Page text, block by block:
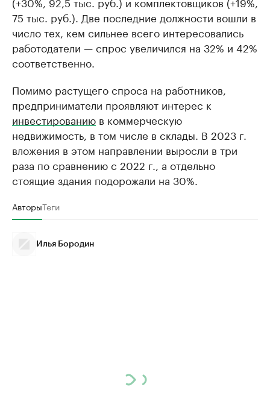
75 тыс. руб.). Две последние должности вошли в
число тех, кем сильнее всего интересовались
работодатели — спрос увеличился на 32% и 42%
соответственно.
Помимо растущего спроса на работников,
предприниматели проявляют интерес к
инвестированию в коммерческую
недвижимость, в том числе в склады. В 2023 г.
вложения в этом направлении выросли в три
раза по сравнению с 2022 г., а отдельно
стоящие здания подорожали на 30%.
АвторыТеги
Илья Бородин